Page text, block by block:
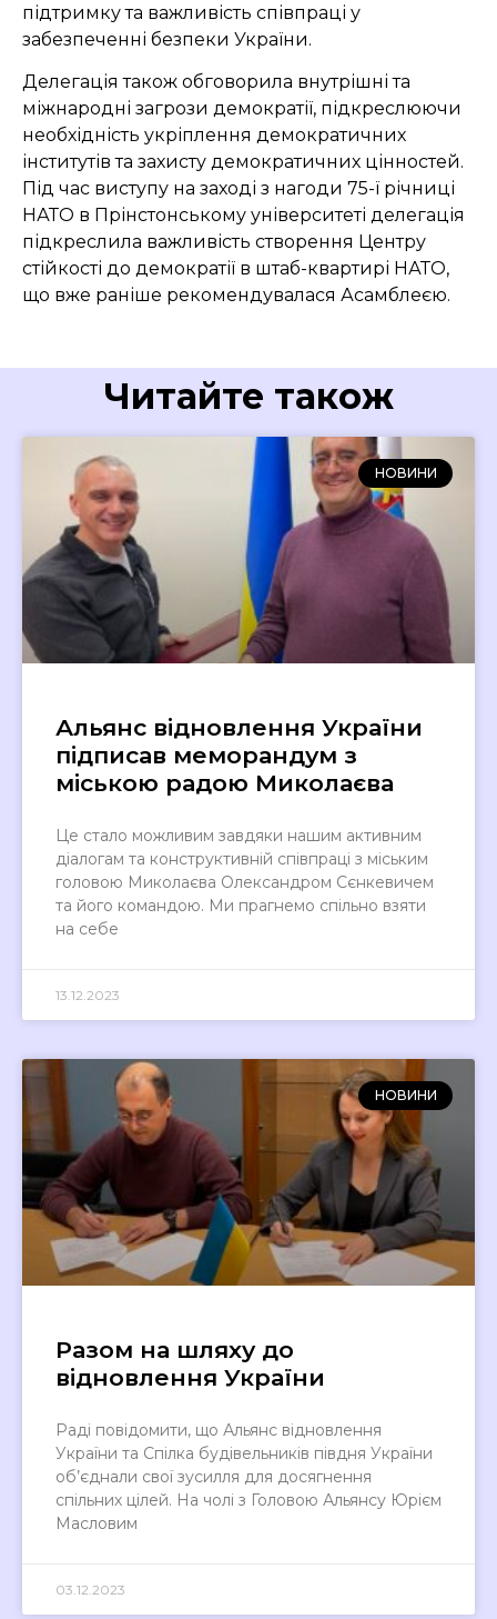
підтримку та важливість співпраці у
забезпеченні безпеки України.
Делегація також обговорила внутрішні та
міжнародні загрози демократії, підкреслюючи
необхідність укріплення демократичних
інститутів та захисту демократичних цінностей.
Під час виступу на заході з нагоди 75-ї річниці
НАТО в Прінстонському університеті делегація
підкреслила важливість створення Центру
стійкості до демократії в штаб-квартирі НАТО,
що вже раніше рекомендувалася Асамблеєю.
Читайте також
НОВИНИ
Альянс відновлення України
підписав меморандум з
міською радою Миколаєва
Це стало можливим завдяки нашим активним
діалогам та конструктивній співпраці з міським
головою Миколаєва Олександром Сєнкевичем
та його командою. Ми прагнемо спільно взяти
на себе
13.12.2023
НОВИНИ
Разом на шляху до
відновлення України
Раді повідомити, що Альянс відновлення
України та Спілка будівельників півдня України
об’єднали свої зусилля для досягнення
спільних цілей. На чолі з Головою Альянсу Юрієм
Масловим
03.12.2023